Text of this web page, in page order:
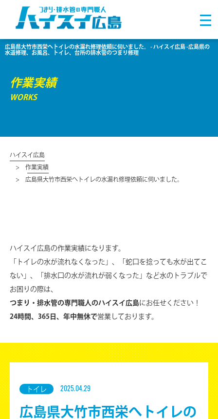
広島県大竹市西栄へトイレの水漏れ修理依頼に伺いました。 - ハイスイ広島 -広島県の
水道修理、お風呂、トイレ、台所の排水管のつまり修理
作業実績
WORKS
ハイスイ広島
作業実績
広島県大竹市西栄へトイレの水漏れ修理依頼に伺いました。
ハイスイ広島の作業実績になります。
「トイレの水が流れなくなった」、「蛇口を捻っても水が出てこ
ない」、
「排水口の水が流れが弱くなった」など水のトラブルで
お困りの際は、
つまり・排水管の専門職人のハイスイ広島にお任せください！
24時間、365日、年中無休で営業しております。
トイレ 2025.04.29
広島県大竹市西栄へトイレの